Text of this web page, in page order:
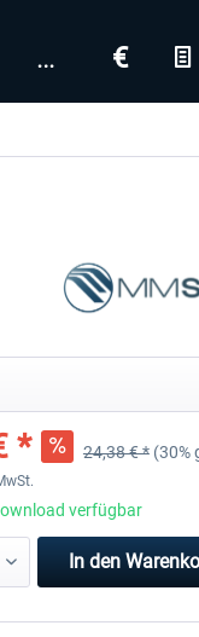
* 24,38 € * (30%
verfügbar
In den